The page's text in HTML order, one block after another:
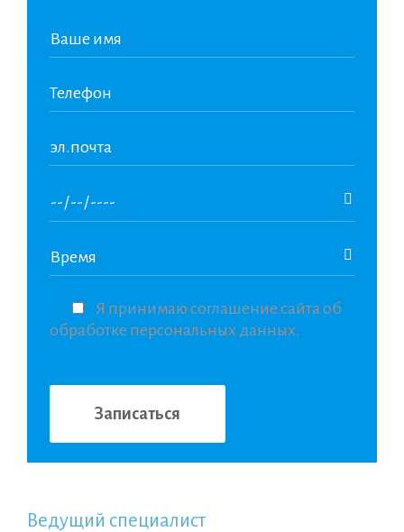
Я принимаю соглашение сайта об
обработке персональных данных.
Ведущий специалист